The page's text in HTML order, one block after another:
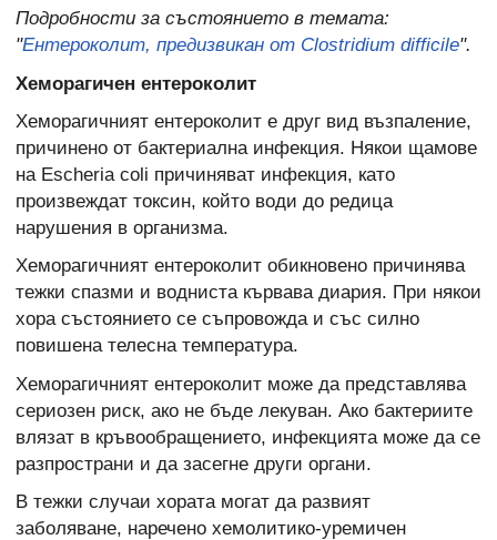
Подробности за състоянието в темата:
"Ентероколит, предизвикан от Clostridium difficile".
Хеморагичен ентероколит
Хеморагичният ентероколит е друг вид възпаление,
причинено от бактериална инфекция. Някои щамове
на Escheria coli причиняват инфекция, като
произвеждат токсин, който води до редица
нарушения в организма.
Хеморагичният ентероколит обикновено причинява
тежки спазми и водниста кървава диария. При някои
хора състоянието се съпровожда и със силно
повишена телесна температура.
Хеморагичният ентероколит може да представлява
сериозен риск, ако не бъде лекуван. Ако бактериите
влязат в кръвообращението, инфекцията може да се
разпространи и да засегне други органи.
В тежки случаи хората могат да развият
заболяване, наречено хемолитико-уремичен